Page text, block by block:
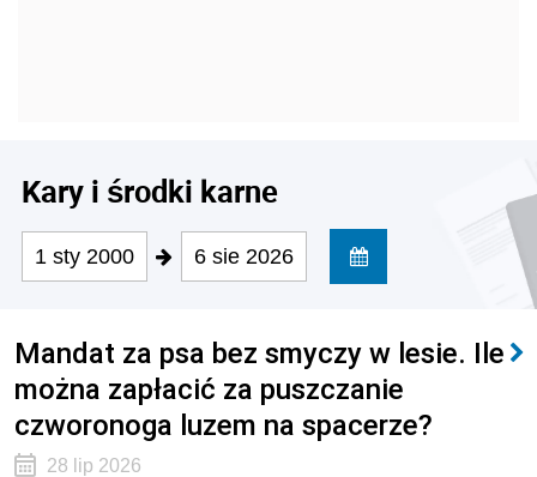
Kary i środki karne
1 sty 2000 6 sie 2026
Mandat za psa bez smyczy w lesie. Ile
można zapłacić za puszczanie
czworonoga luzem na spacerze?
28 lip 2026